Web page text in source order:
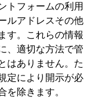
トフォームの利用
ルアドレスその他
す。これらの情報
、適切な方法で管
はありません。た
定により開示が必
を除きます。